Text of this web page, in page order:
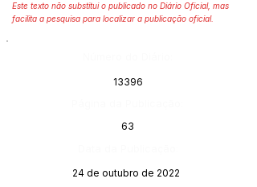
Este texto não substitui o publicado no Diário Oficial, mas
facilita a pesquisa para localizar a publicação oficial.
13396
63
24 de outubro de 2022